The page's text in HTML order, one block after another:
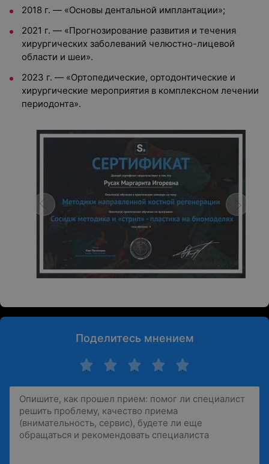
2018 г. — «Основы дентальной имплантации»;
2021 г. — «Прогнозирование развития и течения
хирургических заболеваний челюстно-лицевой
области и шеи».
2023 г. — «Ортопедические, ортодонтические и
хирургические мероприятия в комплексном лечении
периодонта».
Поделитесь мнением